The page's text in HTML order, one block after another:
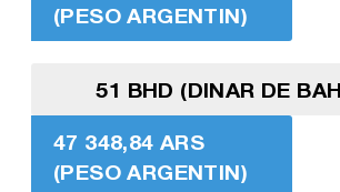
(PESO ARGENTIN)
51 BHD (DINAR DE
47 348,84 ARS
(PESO ARGENTIN)